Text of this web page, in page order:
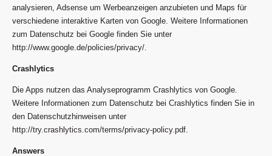
analysieren, Adsense um Werbeanzeigen anzubieten und Maps für
verschiedene interaktive Karten von Google. Weitere Informationen
zum Datenschutz bei Google finden Sie unter
http://www.google.de/policies/privacy/.
Crashlytics
Die Apps nutzen das Analyseprogramm Crashlytics von Google.
Weitere Informationen zum Datenschutz bei Crashlytics finden Sie in
den Datenschutzhinweisen unter
http://try.crashlytics.com/terms/privacy-policy.pdf.
Answers